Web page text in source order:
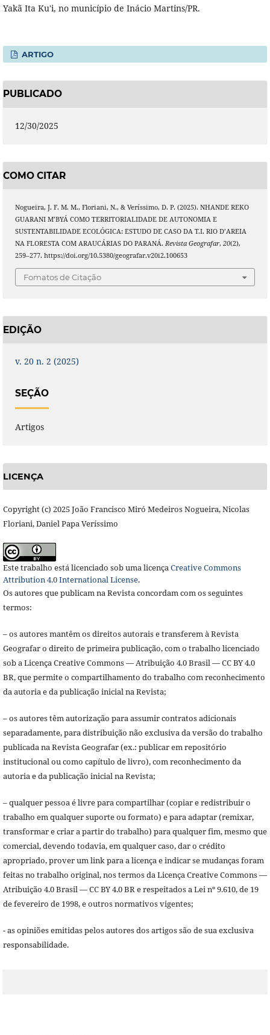
Yakã Ita Ku'i, no município de Inácio Martins/PR.
ARTIGO
PUBLICADO
12/30/2025
COMO CITAR
Nogueira, J. F. M. M., Floriani, N., & Veríssimo, D. P. (2025). NHANDE REKO
GUARANI M’BYÁ COMO TERRITORIALIDADE DE AUTONOMIA E
SUSTENTABILIDADE ECOLÓGICA: ESTUDO DE CASO DA T.I. RIO D’AREIA
NA FLORESTA COM ARAUCÁRIAS DO PARANÁ. Revista Geografar, 20(2),
259–277. https://doi.org/10.5380/geografar.v20i2.100653
Fomatos de Citação
EDIÇÃO
v. 20 n. 2 (2025)
SEÇÃO
Artigos
LICENÇA
Copyright (c) 2025 João Francisco Miró Medeiros Nogueira, Nicolas
Floriani, Daniel Papa Veríssimo
Este trabalho está licenciado sob uma licençaCreative Commons
Attribution 4.0 International License.
Os autores que publicam na Revista concordam com os seguintes
termos:
– os autores mantêm os direitos autorais e transferem à Revista
Geografar o direito de primeira publicação, com o trabalho licenciado
sob a Licença Creative Commons — Atribuição 4.0 Brasil — CC BY 4.0
BR, que permite o compartilhamento do trabalho com reconhecimento
da autoria e da publicação inicial na Revista;
– os autores têm autorização para assumir contratos adicionais
separadamente, para distribuição não exclusiva da versão do trabalho
publicada na Revista Geografar (ex.: publicar em repositório
institucional ou como capítulo de livro), com reconhecimento da
autoria e da publicação inicial na Revista;
– qualquer pessoa é livre para compartilhar (copiar e redistribuir o
trabalho em qualquer suporte ou formato) e para adaptar (remixar,
transformar e criar a partir do trabalho) para qualquer fim, mesmo que
comercial, devendo todavia, em qualquer caso, dar o crédito
apropriado, prover um link para a licença e indicar se mudanças foram
feitas no trabalho original, nos termos da Licença Creative Commons —
Atribuição 4.0 Brasil — CC BY 4.0 BR e respeitados a Lei nº 9.610, de 19
de fevereiro de 1998, e outros normativos vigentes;
- as opiniões emitidas pelos autores dos artigos são de sua exclusiva
responsabilidade.